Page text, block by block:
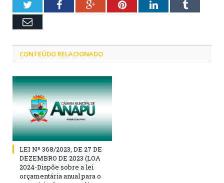
TwitterFacebookGoogle+PinterestLinkedInTumblr
Email
CONTEÚDO RELACIONADO
LEI Nº 368/2023, DE 27 DE
DEZEMBRO DE 2023 (LOA
2024-Dispõe sobre a lei
orçamentária anual para o